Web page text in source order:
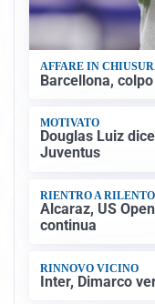
AFFARE IN
Barcellona,
MOTIVATO
Douglas Luiz
Juventus
RIENTRO A RILENTO
Alcaraz, US
continua
RINNOVO VICINO
Inter, Dimarco